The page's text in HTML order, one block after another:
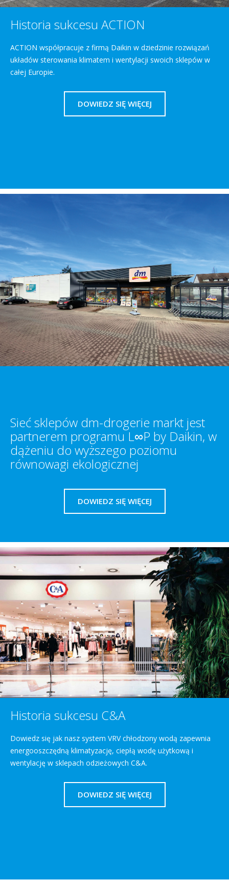
Historia sukcesu ACTION
ACTION współpracuje z firmą Daikin w dziedzinie rozwiązań
układów sterowania klimatem i wentylacji swoich sklepów w
całej Europie.
DOWIEDZ SIĘ WIĘCEJ
Sieć sklepów dm-drogerie markt jest
partnerem programu L∞P by Daikin, w
dążeniu do wyższego poziomu
równowagi ekologicznej
DOWIEDZ SIĘ WIĘCEJ
Historia sukcesu C&A
Dowiedz się jak nasz system VRV chłodzony wodą zapewnia
energooszczędną klimatyzację, ciepłą wodę użytkową i
wentylację w sklepach odzieżowych C&A.
DOWIEDZ SIĘ WIĘCEJ